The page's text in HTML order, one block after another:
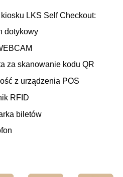
LKS Self Checkout:
dotykowy
za skanowanie kodu QR
z urządzenia POS
RFID
biletów